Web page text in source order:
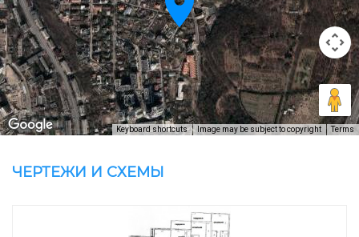
Keyboard shortcuts Image may be subject to copyright Terms
ЧЕРТЕЖИ И СХЕМЫ